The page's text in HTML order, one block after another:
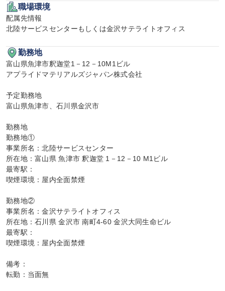
職場環境
配属先情報
北陸サービスセンターもしくは金沢サテライトオフィス
勤務地
富山県魚津市釈迦堂1－12－10M1ビル
アプライドマテリアルズジャパン株式会社
予定勤務地
富山県魚津市、石川県金沢市
勤務地
勤務地①
事業所名：北陸サービスセンター
所在地：富山県 魚津市 釈迦堂 1－12－10 M1ビル
最寄駅：
喫煙環境：屋内全面禁煙
勤務地②
事業所名：金沢サテライトオフィス
所在地：石川県 金沢市 南町4-60 金沢大同生命ビル
最寄駅：
喫煙環境：屋内全面禁煙
備考：
転勤：当面無